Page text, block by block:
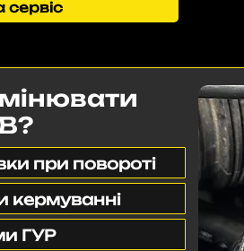
сервіс
при повороті
кермуванні
ГУР